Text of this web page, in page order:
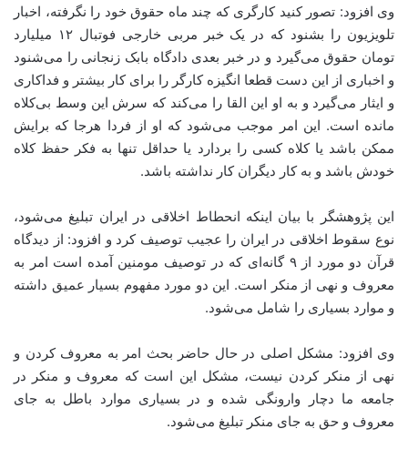
وی افزود: تصور کنید کارگری که چند ماه حقوق خود را نگرفته، اخبار
تلویزیون را بشنود که در یک خبر مربی خارجی فوتبال ۱۲ میلیارد
تومان حقوق می‌گیرد و در خبر بعدی دادگاه بابک زنجانی را می‌شنود
و اخباری از این دست قطعا انگیزه کارگر را برای کار بیشتر و فداکاری
و ایثار می‌گیرد و به او این القا را می‌کند که سرش این وسط بی‌کلاه
مانده است. این امر موجب می‌شود که او از فردا هرجا که برایش
ممکن باشد یا کلاه کسی را بردارد یا حداقل تنها به فکر حفظ کلاه
خودش باشد و به کار دیگران کار نداشته باشد.
این پژوهشگر با بیان اینکه انحطاط اخلاقی در ایران تبلیغ می‌شود،
نوع سقوط اخلاقی در ایران را عجیب توصیف کرد و افزود: از دیدگاه
قرآن دو مورد از ۹ گانه‌ای که در توصیف مومنین آمده است امر به
معروف و نهی از منکر است. این دو مورد مفهوم بسیار عمیق داشته
و موارد بسیاری را شامل می‌شود.
وی افزود: مشکل اصلی در حال حاضر بحث امر به معروف کردن و
نهی از منکر کردن نیست، مشکل این است که معروف و منکر در
جامعه ما دچار وارونگی شده و در بسیاری موارد باطل به جای
معروف و حق به جای منکر تبلیغ می‌شود.